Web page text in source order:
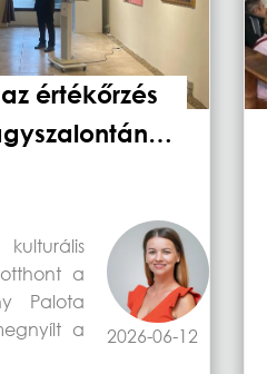
értékőrzés
2026-06-12
a
Palota
a